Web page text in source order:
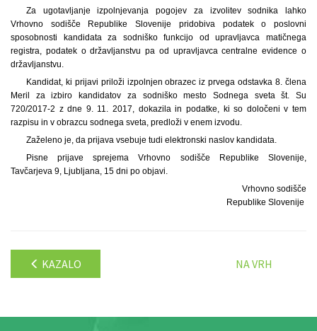
Za ugotavljanje izpolnjevanja pogojev za izvolitev sodnika lahko
Vrhovno sodišče Republike Slovenije pridobiva podatek o poslovni
sposobnosti kandidata za sodniško funkcijo od upravljavca matičnega
registra, podatek o državljanstvu pa od upravljavca centralne evidence o
državljanstvu.
Kandidat, ki prijavi priloži izpolnjen obrazec iz prvega odstavka 8. člena
Meril za izbiro kandidatov za sodniško mesto Sodnega sveta št. Su
720/2017-2 z dne 9. 11. 2017, dokazila in podatke, ki so določeni v tem
razpisu in v obrazcu sodnega sveta, predloži v enem izvodu.
Zaželeno je, da prijava vsebuje tudi elektronski naslov kandidata.
Pisne prijave sprejema Vrhovno sodišče Republike Slovenije,
Tavčarjeva 9, Ljubljana, 15 dni po objavi.
Vrhovno sodišče
Republike Slovenije
KAZALO NA VRH